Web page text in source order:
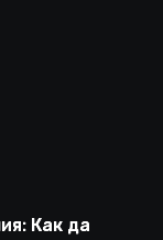
Как да